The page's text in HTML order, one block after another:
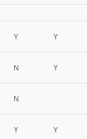
Y
Y
Y
N
N
Y
Y